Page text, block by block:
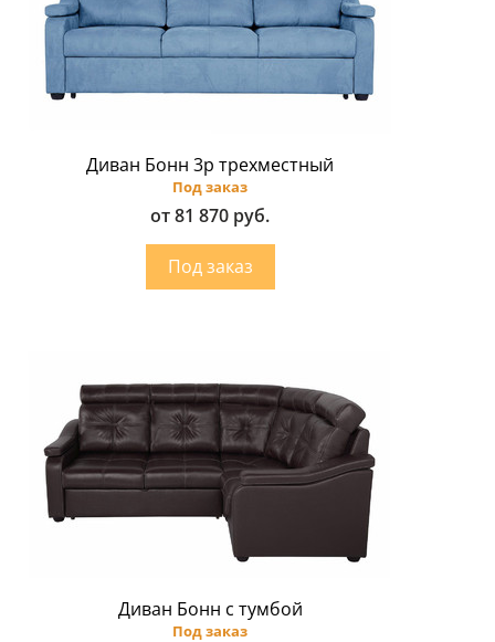
Диван Бонн 3p трехместный
Под заказ
от 81 870 руб.
Диван Бонн с тумбой
Под заказ